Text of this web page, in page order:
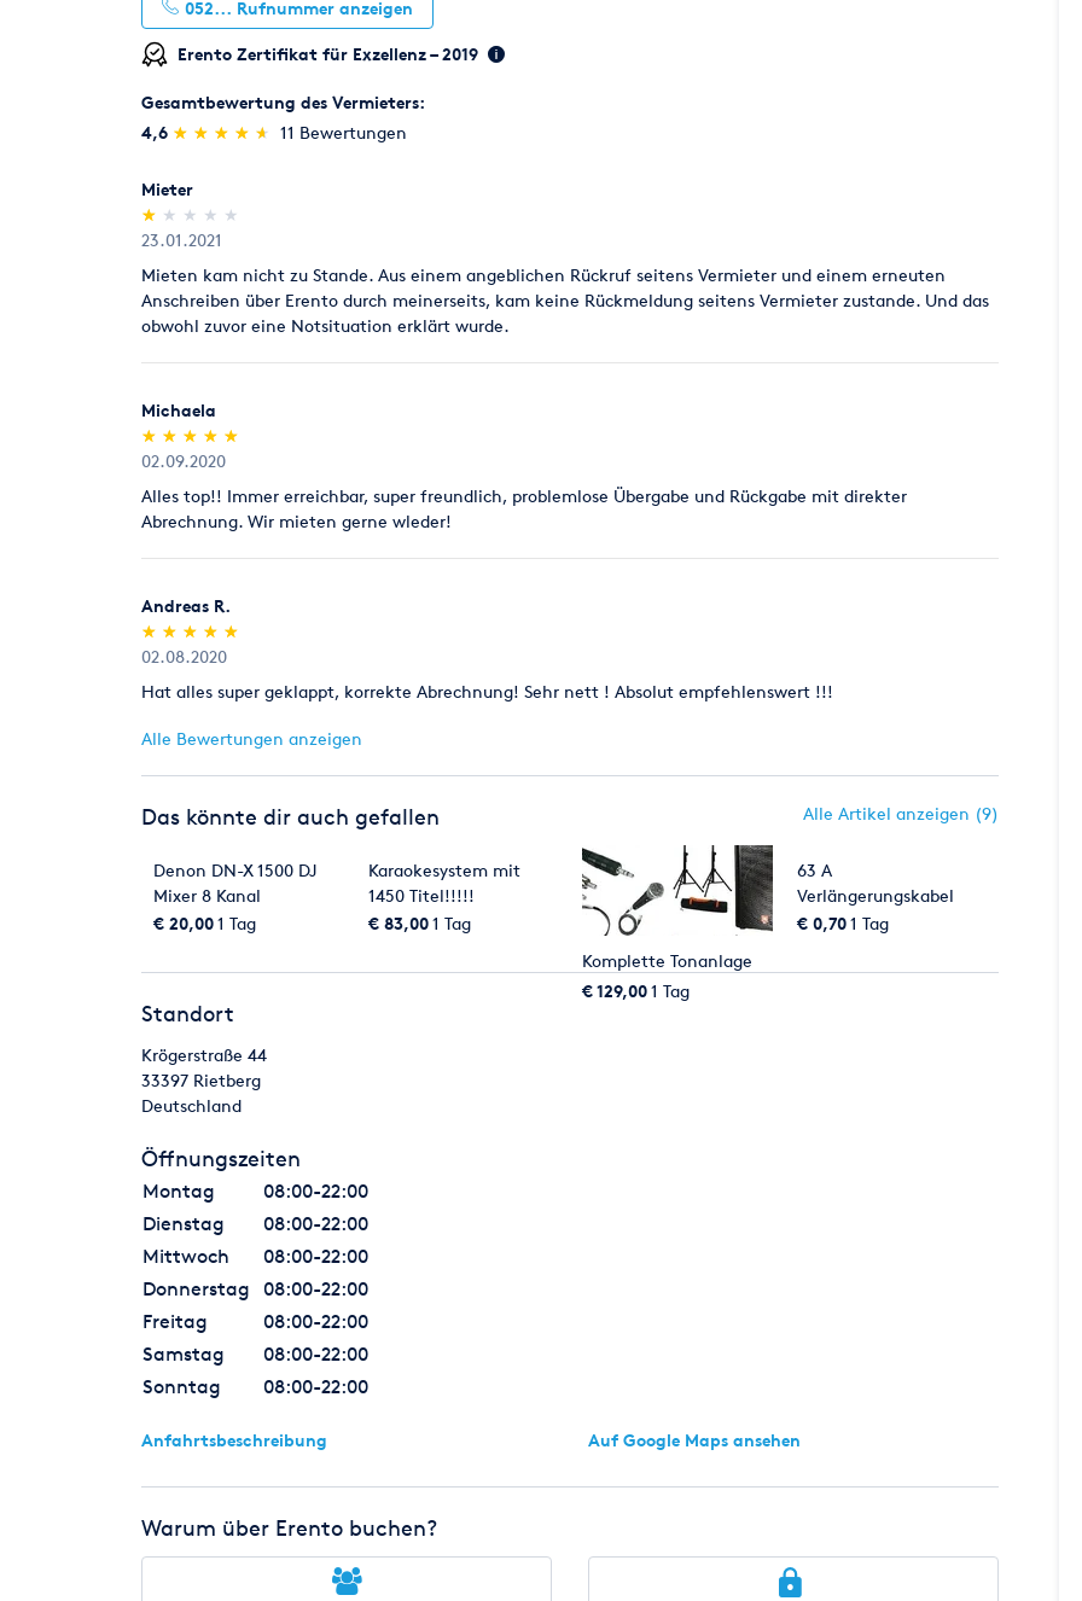
052... Rufnummer anzeigen
Erento Zertifikat für Exzellenz – 2019
Gesamtbewertung des Vermieters:
4,6 (*)
★
★
(*) ★
★
(*) ★
★
(*) ★
★
(*) ★
★ 11 Bewertungen
Mieter
(*)
★
★
( ) ★
★
( ) ★
★
( ) ★
★
( ) ★
★
23.01.2021
Mieten kam nicht zu Stande. Aus einem angeblichen Rückruf seitens Vermieter und einem erneuten
Anschreiben über Erento durch meinerseits, kam keine Rückmeldung seitens Vermieter zustande. Und das
obwohl zuvor eine Notsituation erklärt wurde.
Michaela
(*)
★
★
(*) ★
★
(*) ★
★
(*) ★
★
(*) ★
★
02.09.2020
Alles top!! Immer erreichbar, super freundlich, problemlose Übergabe und Rückgabe mit direkter
Abrechnung. Wir mieten gerne wleder!
Andreas R.
(*)
★
★
(*) ★
★
(*) ★
★
(*) ★
★
(*) ★
★
02.08.2020
Hat alles super geklappt, korrekte Abrechnung! Sehr nett ! Absolut empfehlenswert !!!
Alle Bewertungen anzeigen
Das könnte dir auch gefallen Alle Artikel anzeigen (9)
Denon DN-X 1500 DJ
Mixer 8 Kanal
€ 20,001 Tag
Karaokesystem mit
1450 Titel!!!!!
€ 83,001 Tag
Komplette Tonanlage
€ 129,001 Tag
63 A
Verlängerungskabel
125m!!!
€ 0,701 Tag
Standort
Krögerstraße 44
33397 Rietberg
Deutschland
Öffnungszeiten
Montag
08:00-22:00
Dienstag
08:00-22:00
Mittwoch
08:00-22:00
Donnerstag
08:00-22:00
Freitag
08:00-22:00
Samstag
08:00-22:00
Sonntag
08:00-22:00
Anfahrtsbeschreibung Auf Google Maps ansehen
Warum über Erento buchen?